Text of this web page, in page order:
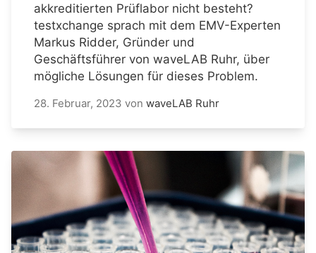
akkreditierten Prüflabor nicht besteht?
testxchange sprach mit dem EMV-Experten
Markus Ridder, Gründer und
Geschäftsführer von waveLAB Ruhr, über
mögliche Lösungen für dieses Problem.
28. Februar, 2023 von waveLAB Ruhr